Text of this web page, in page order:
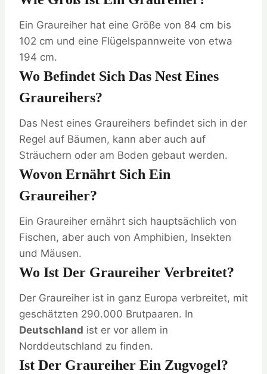
Ein Graureiher hat eine Größe von 84 cm bis
102 cm und eine Flügelspannweite von etwa
194 cm.
Wo Befindet Sich Das Nest Eines
Graureihers?
Das Nest eines Graureihers befindet sich in der
Regel auf Bäumen, kann aber auch auf
Sträuchern oder am Boden gebaut werden.
Wovon Ernährt Sich Ein
Graureiher?
Ein Graureiher ernährt sich hauptsächlich von
Fischen, aber auch von Amphibien, Insekten
und Mäusen.
Wo Ist Der Graureiher Verbreitet?
Der Graureiher ist in ganz Europa verbreitet, mit
geschätzten 290.000 Brutpaaren. In
Deutschland ist er vor allem in
Norddeutschland zu finden.
Ist Der Graureiher Ein Zugvogel?